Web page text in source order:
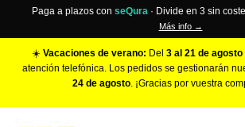
Paga a plazos con seQura · Divide en 3 sin
Más info →
☀️ Vacaciones de verano: Del 3 al 21 de agosto
atención telefónica. Los pedidos se gestionarán
24 de agosto. ¡Gracias por vuestra